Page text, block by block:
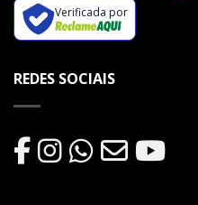
Verificada por
REDES SOCIAIS